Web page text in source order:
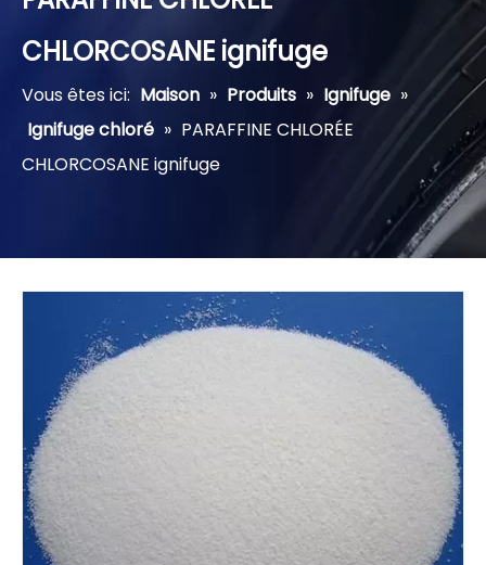
CHLORCOSANE ignifuge
Vous êtes ici: Maison » Produits » Ignifuge »
Ignifuge chloré » PARAFFINE CHLORÉE
CHLORCOSANE ignifuge